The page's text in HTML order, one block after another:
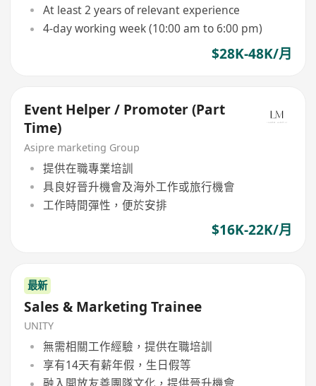
At least 2 years of relevant experience
4-day working week (10:00 am to 6:00 pm)
$28K-48K/月
Event Helper / Promoter (Part
Time)
Asipre marketing Group
提供在職專業培訓
具良好晉升機會及海外工作或旅行機會
工作時間彈性，便於安排
$16K-22K/月
最新
Sales & Marketing Trainee
UNITY
無需相關工作經驗，提供在職培訓
享有14天有薪年假，生日假等